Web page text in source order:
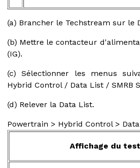
(a) Brancher le Techstream sur le
(b) Mettre le contacteur
(IG).
(c) Sélectionner les menus
Hybrid Control / Data List / SMRB
(d) Relever la Data List.
Powertrain > Hybrid Control >
Affichage du